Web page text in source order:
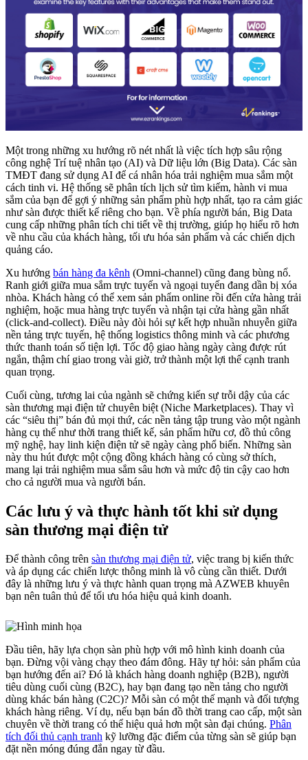
Một trong những xu hướng rõ nét nhất là việc tích hợp sâu rộng
công nghệ Trí tuệ nhân tạo (AI) và Dữ liệu lớn (Big Data). Các sàn
TMĐT đang sử dụng AI để cá nhân hóa trải nghiệm mua sắm một
cách tinh vi. Hệ thống sẽ phân tích lịch sử tìm kiếm, hành vi mua
sắm của bạn để gợi ý những sản phẩm phù hợp nhất, tạo ra cảm giác
như sàn được thiết kế riêng cho bạn. Về phía người bán, Big Data
cung cấp những phân tích chi tiết về thị trường, giúp họ hiểu rõ hơn
về nhu cầu của khách hàng, tối ưu hóa sản phẩm và các chiến dịch
quảng cáo.
Xu hướng bán hàng đa kênh (Omni-channel) cũng đang bùng nổ.
Ranh giới giữa mua sắm trực tuyến và ngoại tuyến đang dần bị xóa
nhòa. Khách hàng có thể xem sản phẩm online rồi đến cửa hàng trải
nghiệm, hoặc mua hàng trực tuyến và nhận tại cửa hàng gần nhất
(click-and-collect). Điều này đòi hỏi sự kết hợp nhuần nhuyễn giữa
nền tảng trực tuyến, hệ thống logistics thông minh và các phương
thức thanh toán số tiện lợi. Tốc độ giao hàng ngày càng được rút
ngắn, thậm chí giao trong vài giờ, trở thành một lợi thế cạnh tranh
quan trọng.
Cuối cùng, tương lai của ngành sẽ chứng kiến sự trỗi dậy của các
sàn thương mại điện tử chuyên biệt (Niche Marketplaces). Thay vì
các “siêu thị” bán đủ mọi thứ, các nền tảng tập trung vào một ngành
hàng cụ thể như thời trang thiết kế, sản phẩm hữu cơ, đồ thủ công
mỹ nghệ, hay linh kiện điện tử sẽ ngày càng phổ biến. Những sàn
này thu hút được một cộng đồng khách hàng có cùng sở thích,
mang lại trải nghiệm mua sắm sâu hơn và mức độ tin cậy cao hơn
cho cả người mua và người bán.
Các lưu ý và thực hành tốt khi sử dụng
sàn thương mại điện tử
Để thành công trên sàn thương mại điện tử, việc trang bị kiến thức
và áp dụng các chiến lược thông minh là vô cùng cần thiết. Dưới
đây là những lưu ý và thực hành quan trọng mà AZWEB khuyên
bạn nên tuân thủ để tối ưu hóa hiệu quả kinh doanh.
Đầu tiên, hãy lựa chọn sàn phù hợp với mô hình kinh doanh của
bạn. Đừng vội vàng chạy theo đám đông. Hãy tự hỏi: sản phẩm của
bạn hướng đến ai? Đó là khách hàng doanh nghiệp (B2B), người
tiêu dùng cuối cùng (B2C), hay bạn đang tạo nền tảng cho người
dùng khác bán hàng (C2C)? Mỗi sàn có một thế mạnh và đối tượng
khách hàng riêng. Ví dụ, nếu bạn bán đồ thời trang cao cấp, một sàn
chuyên về thời trang có thể hiệu quả hơn một sàn đại chúng. Phân
tích đối thủ cạnh tranh kỹ lưỡng đặc điểm của từng sàn sẽ giúp bạn
đặt nền móng đúng đắn ngay từ đầu.